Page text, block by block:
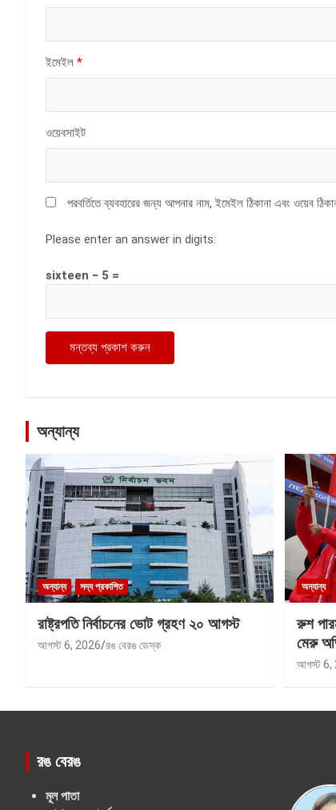
ইমেইল *
ওয়েবসাইট
পরবর্তিতে ব্যবহারের জন্য আপনার নাম, ইমেইল ঠিকানা এবং ওয়েব
Please enter an answer in digits:
sixteen − 5 =
অন্যান্য
অন্যান্য সদ্য প্রকাশিত
রাষ্ট্রপতি নির্বাচনের ভোট গ্রহণ ২০ আগস্ট
আগস্ট 6, 2026 রঙ বেরঙ ডেস্ক
অন্যান্য
রুশ
মেরু
আগস্ট 6,
রঙ বেরঙ
মূল পাতা